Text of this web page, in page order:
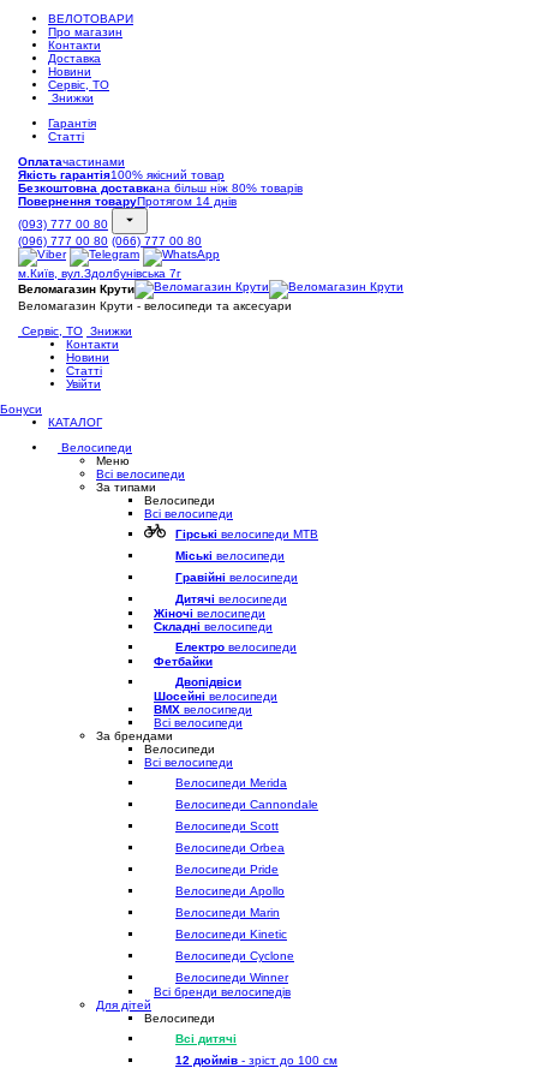
ВЕЛОТОВАРИ
Про магазин
Контакти
Доставка
Новини
Сервіс, ТО
Знижки
Гарантія
Статті
Оплатачастинами
Якість гарантія100% якісний товар
Безкоштовна доставкана більш ніж 80% товарів
Повернення товаруПротягом 14 днів
(093) 777 00 80
(096) 777 00 80 (066) 777 00 80
м.Київ, вул.Здолбунівська 7г
Веломагазин Крути
Веломагазин Крути - велосипеди та аксесуари
Сервіс, ТО Знижки
Контакти
Новини
Статті
Увійти
Бонуси
КАТАЛОГ
Велосипеди
Меню
Всі велосипеди
За типами
Велосипеди
Всі велосипеди
Гірські велосипеди MTB
Міські велосипеди
Гравійні велосипеди
Дитячі велосипеди
Жіночі велосипеди
Складні велосипеди
Електро велосипеди
Фетбайки
Двопідвіси
Шосейні велосипеди
BMX велосипеди
Всі велосипеди
За брендами
Велосипеди
Всі велосипеди
Велосипеди Merida
Велосипеди Cannondale
Велосипеди Scott
Велосипеди Orbea
Велосипеди Pride
Велосипеди Apollo
Велосипеди Marin
Велосипеди Kinetic
Велосипеди Cyclone
Велосипеди Winner
Всі бренди велосипедів
Для дітей
Велосипеди
Всі дитячі
12 дюймів - зріст до 100 см